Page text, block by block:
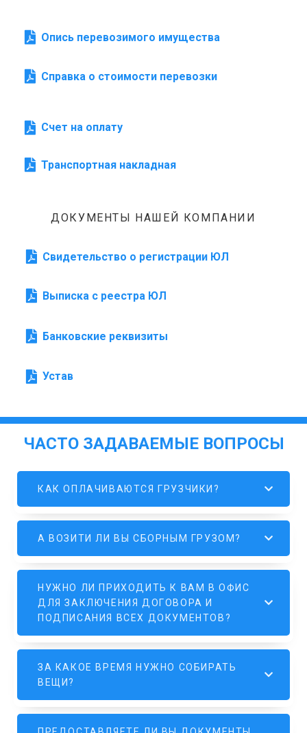
Опись перевозимого имущества
Справка о стоимости перевозки
Счет на оплату
Транспортная накладная
ДОКУМЕНТЫ НАШЕЙ КОМПАНИИ
Свидетельство о регистрации ЮЛ
Выписка с реестра ЮЛ
Банковские реквизиты
Устав
ЧАСТО ЗАДАВАЕМЫЕ ВОПРОСЫ
КАК ОПЛАЧИВАЮТСЯ ГРУЗЧИКИ?
А ВОЗИТИ ЛИ ВЫ СБОРНЫМ ГРУЗОМ?
НУЖНО ЛИ ПРИХОДИТЬ К ВАМ В ОФИС
ДЛЯ ЗАКЛЮЧЕНИЯ ДОГОВОРА И
ПОДПИСАНИЯ ВСЕХ ДОКУМЕНТОВ?
ЗА КАКОЕ ВРЕМЯ НУЖНО СОБИРАТЬ
ВЕЩИ?